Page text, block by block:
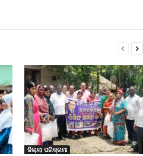
ଜିଲ୍ଲା ପରିକ୍ରମା